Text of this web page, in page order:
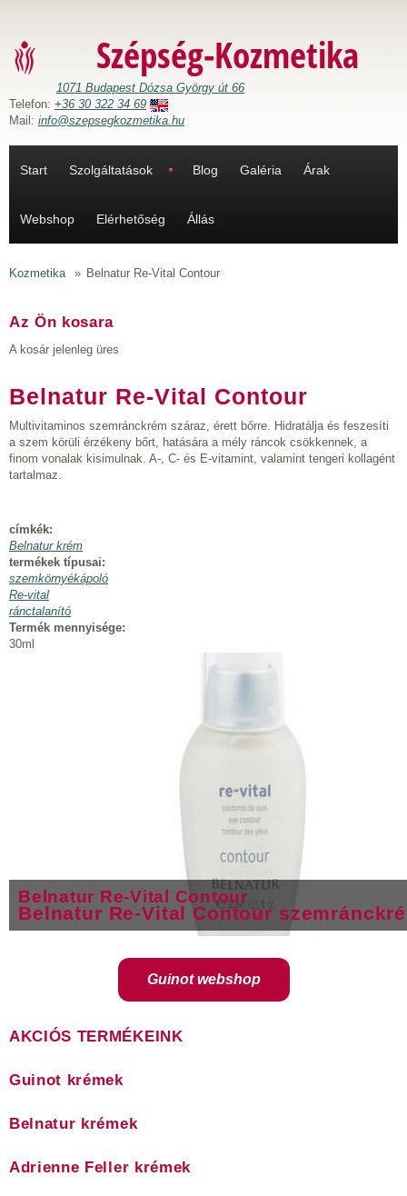
Szépség-Kozmetika
1071 Budapest Dózsa György út 66
Telefon: +36 30 322 34 69
Mail: info@szepsegkozmetika.hu
Start Szolgáltatások Blog Galéria Árak
Webshop Elérhetőség Állás
Kozmetika » Belnatur Re-Vital Contour
Az Ön kosara
A kosár jelenleg üres
Belnatur Re-Vital Contour
Multivitaminos szemránckrém száraz, érett bőrre. Hidratálja és feszesíti
a szem körüli érzékeny bőrt, hatására a mély ráncok csökkennek, a
finom vonalak kisimulnak. A-, C- és E-vitamint, valamint tengeri kollagént
tartalmaz.
címkék:
Belnatur krém
termékek típusai:
szemkörnyékápoló
Re-vital
ránctalanító
Termék mennyisége:
30ml
Belnatur Re-Vital Contour
Belnatur Re-Vital Contour
Guinot webshop
AKCIÓS TERMÉKEINK
Guinot krémek
Belnatur krémek
Adrienne Feller krémek